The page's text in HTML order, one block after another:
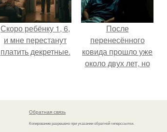
Скоро ребёнку 1, 6,
и мне перестанут
платить декретные.
После
перенесённого
ковида прошло уже
около двух лет, но
очень чётко.
Обратная связь
Копирование разрешено при указании обратной гиперссылки.